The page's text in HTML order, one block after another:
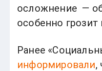
осложнение —
особенно
Ранее
информировали,